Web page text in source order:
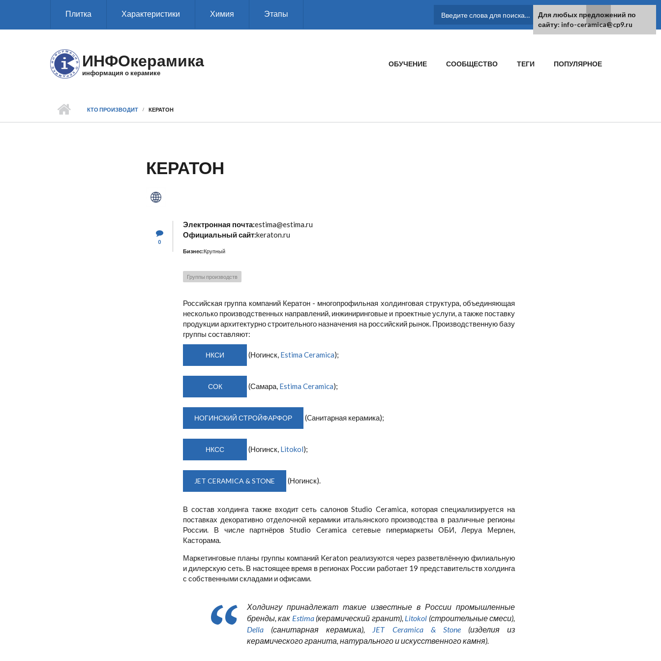
Плитка Характеристики Химия Этапы
ФОРМА ПОИСКА
ИНФОкерамика
информация о керамике
ОБУЧЕНИЕ СООБЩЕСТВО ТЕГИ ПОПУЛЯРНОЕ
КТО ПРОИЗВОДИТ КЕРАТОН
КЕРАТОН
0
Электронная почта:estima@estima.ru
Официальный сайт:keraton.ru
Бизнес:Крупный
Группы производств
Российская группа компаний Кератон - многопрофильная холдинговая структура, объединяющая
несколько производственных направлений, инжиниринговые и проектные услуги, а также поставку
продукции архитектурно строительного назначения на российский рынок. Производственную базу
группы составляют:
НКСИ (Ногинск, Estima Ceramica);
СОК (Самара, Estima Ceramica);
НОГИНСКИЙ СТРОЙФАРФОР (Cанитарная керамика);
НКСС (Ногинск, Litokol);
JET CERAMICA & STONE (Ногинск).
В состав холдинга также входит сеть салонов Studio Ceramica, которая специализируется на
поставках декоративно отделочной керамики итальянского производства в различные регионы
России. В числе партнёров Studio Ceramica сетевые гипермаркеты ОБИ, Леруа Мерлен,
Касторама.
Маркетинговые планы группы компаний Keraton реализуются через разветвлённую филиальную
и дилерскую сеть. В настоящее время в регионах России работает 19 представительств холдинга
с собственными складами и офисами.
Холдингу принадлежат такие известные в России промышленные
бренды, как Estima(керамический гранит), Litokol (строительные смеси),
Della (санитарная керамика), JET Ceramica & Stone(изделия из
керамического гранита, натурального и искусственного камня).
Для любых предложений по
сайту: info-ceramica@cp9.ru